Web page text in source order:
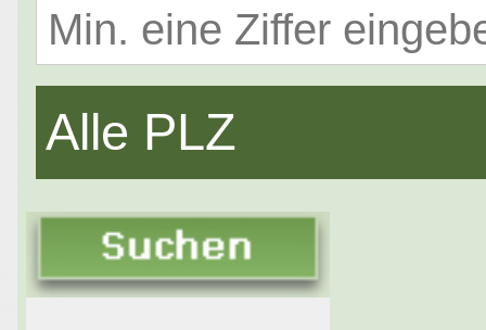
Alle PLZ